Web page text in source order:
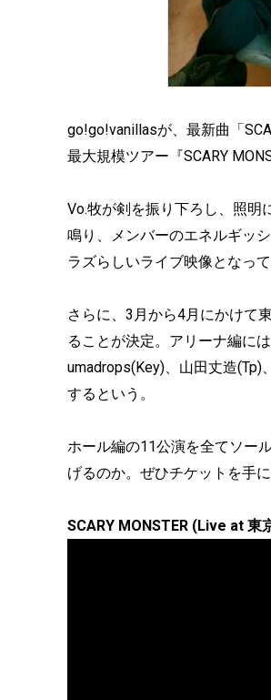
go!go!vanillasが、最新曲「
最大規模ツアー『SCARY
Vo.牧が剣を振り下ろし、照明
鳴り、メンバーのエネルギッ
ラズらしいライブ映像となって
さらに、3月から4月にかけて
ることが決定。アリーナ編に
umadrops(Key)、山田丈造
するという。
ホール編の11公演を全てソー
げるのか。ぜひチケットを手
SCARY MONSTER (Live at 東